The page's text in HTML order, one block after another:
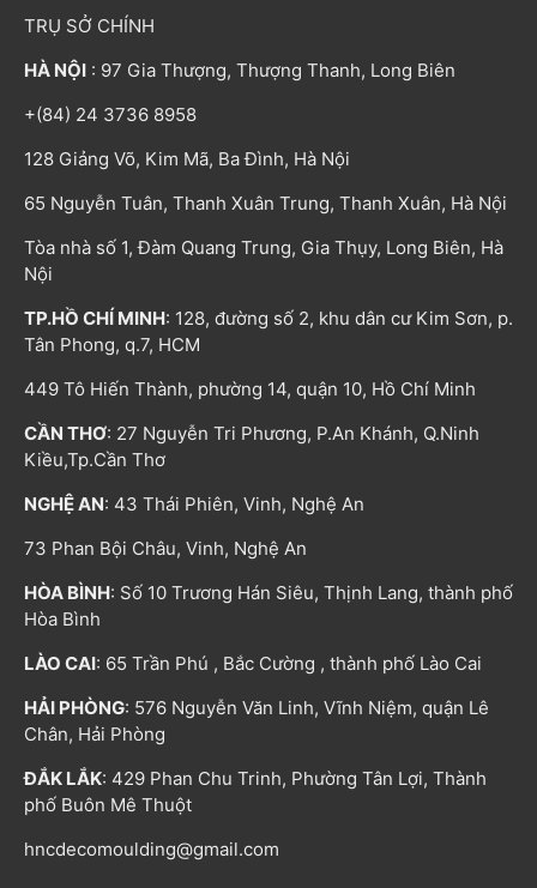
TRỤ SỞ CHÍNH
HÀ NỘI : 97 Gia Thượng, Thượng Thanh, Long Biên
+(84) 24 3736 8958
128 Giảng Võ, Kim Mã, Ba Đình, Hà Nội
65 Nguyễn Tuân, Thanh Xuân Trung, Thanh Xuân, Hà Nội
Tòa nhà số 1, Đàm Quang Trung, Gia Thụy, Long Biên, Hà
Nội
TP.HỒ CHÍ MINH: 128, đường số 2, khu dân cư Kim Sơn, p.
Tân Phong, q.7, HCM
449 Tô Hiến Thành, phường 14, quận 10, Hồ Chí Minh
CẦN THƠ: 27 Nguyễn Tri Phương, P.An Khánh, Q.Ninh
Kiều,Tp.Cần Thơ
NGHỆ AN: 43 Thái Phiên, Vinh, Nghệ An
73 Phan Bội Châu, Vinh, Nghệ An
HÒA BÌNH: Số 10 Trương Hán Siêu, Thịnh Lang, thành phố
Hòa Bình
LÀO CAI: 65 Trần Phú , Bắc Cường , thành phố Lào Cai
HẢI PHÒNG: 576 Nguyễn Văn Linh, Vĩnh Niệm, quận Lê
Chân, Hải Phòng
ĐẮK LẮK: 429 Phan Chu Trinh, Phường Tân Lợi, Thành
phố Buôn Mê Thuột
hncdecomoulding@gmail.com